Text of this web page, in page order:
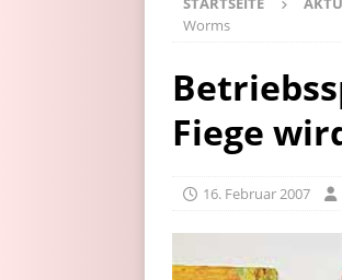
Worms
Fiege
16. Februar 2007